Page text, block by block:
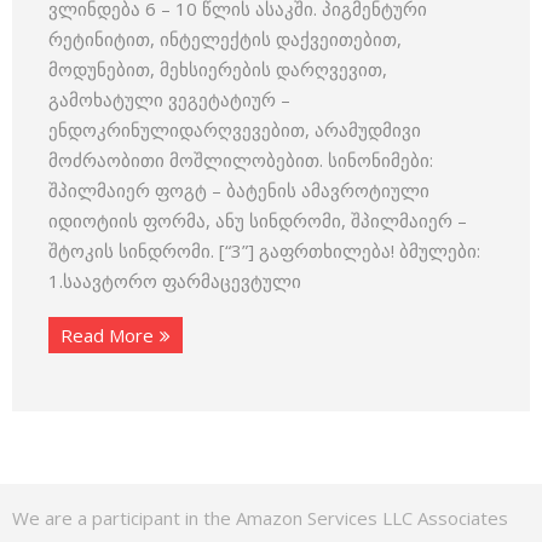
ვლინდება 6 – 10 წლის ასაკში. პიგმენტური
რეტინიტით, ინტელექტის დაქვეითებით,
მოდუნებით, მეხსიერების დარღვევით,
გამოხატული ვეგეტატიურ –
ენდოკრინულიდარღვევებით, არამუდმივი
მოძრაობითი მოშლილობებით. სინონიმები:
შპილმაიერ ფოგტ – ბატენის ამავროტიული
იდიოტიის ფორმა, ანუ სინდრომი, შპილმაიერ –
შტოკის სინდრომი. [“3”] გაფრთხილება! ბმულები:
1.საავტორო ფარმაცევტული
Read More
We are a participant in the Amazon Services LLC Associates